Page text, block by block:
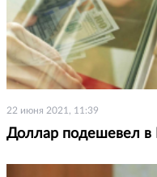
22 июня 2021, 11:39
Доллар подешевел в